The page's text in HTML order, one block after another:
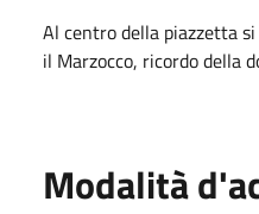
Al centro della piazzetta
il Marzocco, ricordo della
Modalità